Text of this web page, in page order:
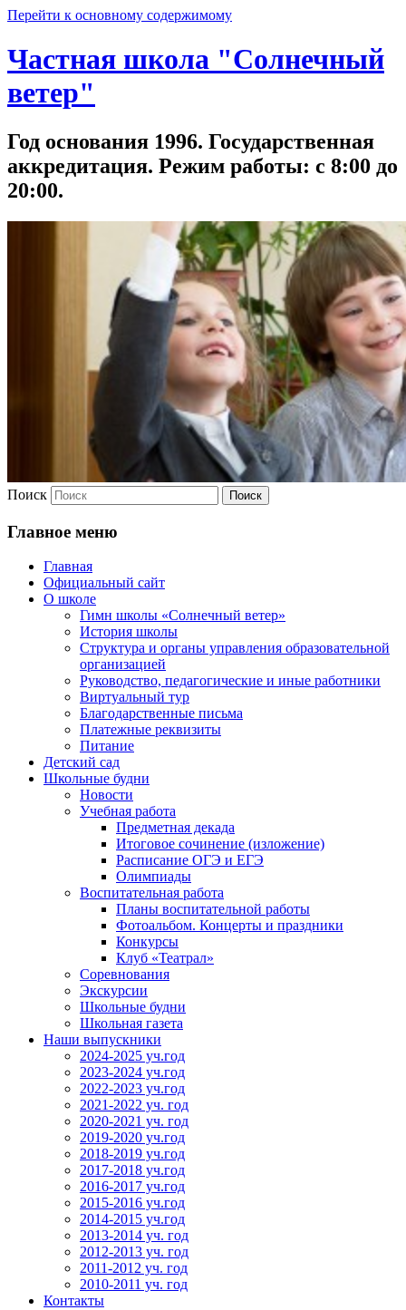
Перейти к основному содержимому
Частная школа "Солнечный
ветер"
Год основания 1996. Государственная
аккредитация. Режим работы: с 8:00 до
20:00.
Поиск
Главное меню
Главная
Официальный сайт
О школе
Гимн школы «Солнечный ветер»
История школы
Структура и органы управления образовательной
организацией
Руководство, педагогические и иные работники
Виртуальный тур
Благодарственные письма
Платежные реквизиты
Питание
Детский сад
Школьные будни
Новости
Учебная работа
Предметная декада
Итоговое сочинение (изложение)
Расписание ОГЭ и ЕГЭ
Олимпиады
Воспитательная работа
Планы воспитательной работы
Фотоальбом. Концерты и праздники
Конкурсы
Клуб «Театрал»
Соревнования
Экскурсии
Школьные будни
Школьная газета
Наши выпускники
2024-2025 уч.год
2023-2024 уч.год
2022-2023 уч.год
2021-2022 уч. год
2020-2021 уч. год
2019-2020 уч.год
2018-2019 уч.год
2017-2018 уч.год
2016-2017 уч.год
2015-2016 уч.год
2014-2015 уч.год
2013-2014 уч. год
2012-2013 уч. год
2011-2012 уч. год
2010-2011 уч. год
Контакты